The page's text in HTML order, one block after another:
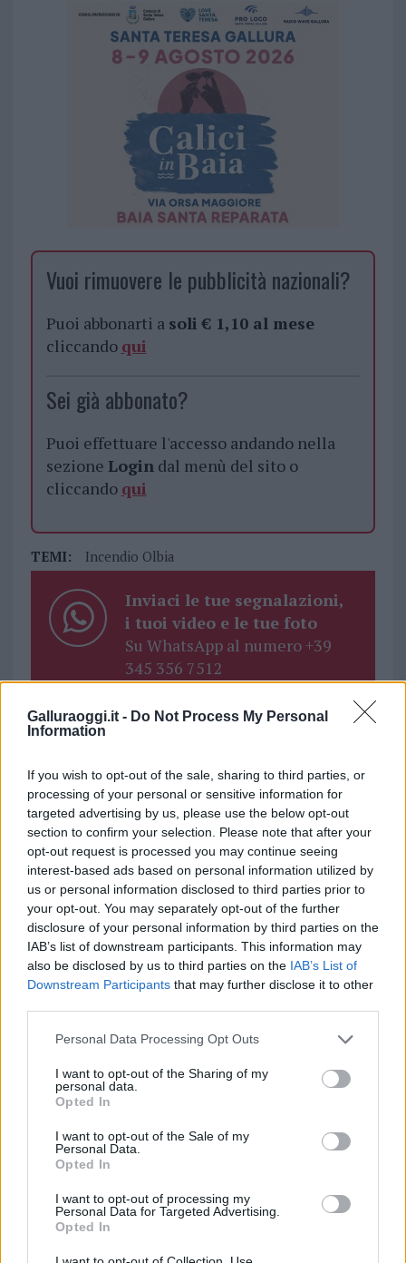
Galluraoggi.it - Do Not Process My Personal
Information
If you wish to opt-out of the sale, sharing to third parties, or
processing of your personal or sensitive information for
targeted advertising by us, please use the below opt-out
section to confirm your selection. Please note that after your
opt-out request is processed you may continue seeing
interest-based ads based on personal information utilized by
us or personal information disclosed to third parties prior to
your opt-out. You may separately opt-out of the further
disclosure of your personal information by third parties on the
IAB’s list of downstream participants. This information may
also be disclosed by us to third parties on the IAB’s List of
Downstream Participants that may further disclose it to other
Please note that this website/app uses one or more Google
not limited to your visit or usage behaviour. You may click to
grant or deny consent to Google and its third-party tags to
use your data for below specified purposes in below Google
consent section.
Personal Data Processing Opt Outs
I want to opt-out of the Sharing of my
personal data.
Opted In
I want to opt-out of the Sale of my
Personal Data.
Opted In
I want to opt-out of processing my
Personal Data for Targeted Advertising.
Opted In
Vuoi rimuovere le pubblicità nazionali?
Puoi abbonarti a soli € 1,10 al mese
cliccando qui
Sei già abbonato?
Puoi effettuare l'accesso andando nella
sezione Logindal menù del sito o
cliccando qui
TEMI: Incendio Olbia
Inviaci le tue segnalazioni,
i tuoi video e le tue foto
Su WhatsApp al numero +39
345 356 7512
Entra nel canale telegram di
GalluraOggi.it
Ricevi le nostre ultime news
daGoogle News
F
a
ce
b
o
k
T
w
it
te
Pi
n
te
re
st
W
at
p
S
a
Articolo precedente
Prossimo articolo
NOTIZIE RECENTI